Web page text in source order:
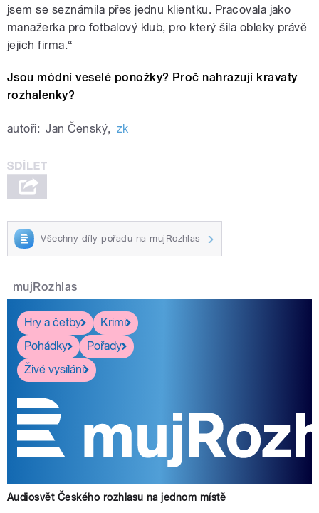
jsem se seznámila přes jednu klientku. Pracovala jako
manažerka pro fotbalový klub, pro který šila obleky právě
jejich firma.“
Jsou módní veselé ponožky? Proč nahrazují kravaty
rozhalenky?
autoři: Jan Čenský, zk
Všechny díly pořadu na mujRozhlas
mujRozhlas
Hry a četby
Krimi
Pohádky
Pořady
Živé vysílání
Audiosvět Českého rozhlasu na jednom místě